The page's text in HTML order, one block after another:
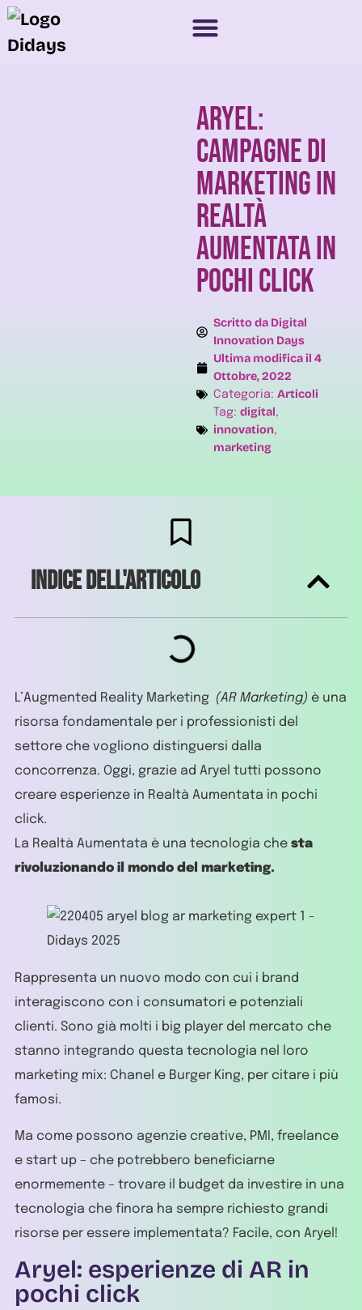
Aryel:
campagne di
Marketing in
Realtà
Aumentata in
pochi click
Scritto da Digital
Innovation Days
Ultima modifica il 4
Ottobre, 2022
Categoria: Articoli
Tag: digital,
innovation,
marketing
Indice dell'articolo
L’Augmented Reality Marketing (AR Marketing) è una
risorsa fondamentale per i professionisti del
settore che vogliono distinguersi dalla
concorrenza. Oggi, grazie ad Aryel tutti possono
creare esperienze in Realtà Aumentata in pochi
click.
La Realtà Aumentata è una tecnologia che sta
rivoluzionando il mondo del marketing.
Rappresenta un nuovo modo con cui i brand
interagiscono con i consumatori e potenziali
clienti. Sono già molti i big player del mercato che
stanno integrando questa tecnologia nel loro
marketing mix: Chanel e Burger King, per citare i più
famosi.
Ma come possono agenzie creative, PMI, freelance
e start up – che potrebbero beneficiarne
enormemente – trovare il budget da investire in una
tecnologia che finora ha sempre richiesto grandi
risorse per essere implementata? Facile, con Aryel!
Aryel: esperienze di AR in
pochi click